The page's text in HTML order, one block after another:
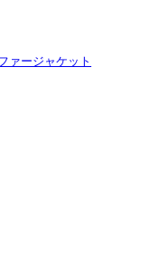
ァージャケット